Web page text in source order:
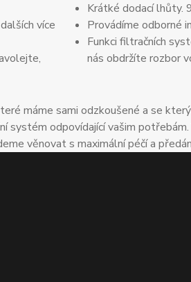
více
Krátké dodací lhůty.
Provádíme odborné
Funkci filtračních
nás obdržíte rozbor
máme sami odzkoušené a se
odpovídající vašim
věnovat s maximální péčí a